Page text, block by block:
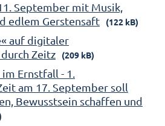
September mit Musik,
edlem Gerstensaft
(122 kB)
auf digitaler
Zeitz
(209 kB)
Ernstfall - 1.
am 17. September soll
Bewusstsein schaffen und